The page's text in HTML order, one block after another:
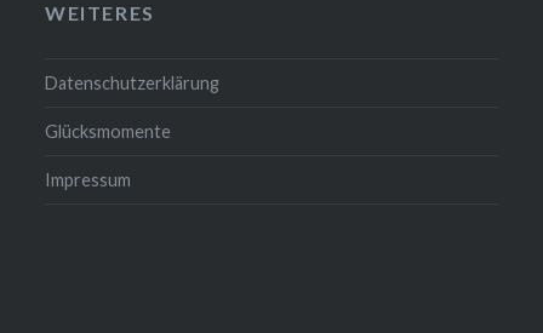
WEITERES
Datenschutzerklärung
Glücksmomente
Impressum